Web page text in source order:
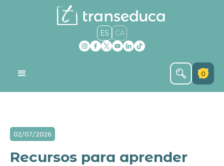
ES CA
0
02/07/2026
Recursos para aprender